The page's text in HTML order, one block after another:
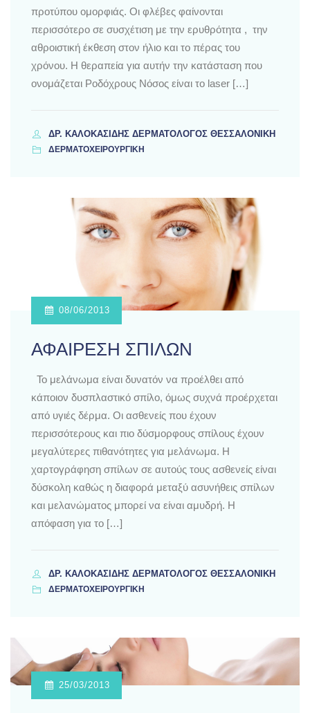
προτύπου ομορφιάς. Οι φλέβες φαίνονται
περισσότερο σε συσχέτιση με την ερυθρότητα , την
αθροιστική έκθεση στον ήλιο και το πέρας του
χρόνου. Η θεραπεία για αυτήν την κατάσταση που
ονομάζεται Ροδόχρους Νόσος είναι το laser […]
ΔΡ. ΚΑΛΟΚΑΣΊΔΗΣ ΔΕΡΜΑΤΟΛΌΓΟΣ ΘΕΣΣΑΛΟΝΊΚΗ
ΔΕΡΜΑΤΟΧΕΙΡΟΥΡΓΙΚΗ
08/06/2013
ΑΦΑΙΡΕΣΗ ΣΠΙΛΩΝ
Το μελάνωμα είναι δυνατόν να προέλθει από
κάποιον δυσπλαστικό σπίλο, όμως συχνά προέρχεται
από υγιές δέρμα. Οι ασθενείς που έχουν
περισσότερους και πιο δύσμορφους σπίλους έχουν
μεγαλύτερες πιθανότητες για μελάνωμα. Η
χαρτογράφηση σπίλων σε αυτούς τους ασθενείς είναι
δύσκολη καθώς η διαφορά μεταξύ ασυνήθεις σπίλων
και μελανώματος μπορεί να είναι αμυδρή. Η
απόφαση για το […]
ΔΡ. ΚΑΛΟΚΑΣΊΔΗΣ ΔΕΡΜΑΤΟΛΌΓΟΣ ΘΕΣΣΑΛΟΝΊΚΗ
ΔΕΡΜΑΤΟΧΕΙΡΟΥΡΓΙΚΗ
25/03/2013